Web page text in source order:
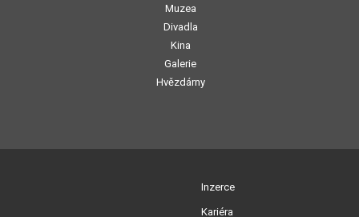
Muzea
Divadla
Kina
Galerie
Hvězdárny
Inzerce
Kariéra